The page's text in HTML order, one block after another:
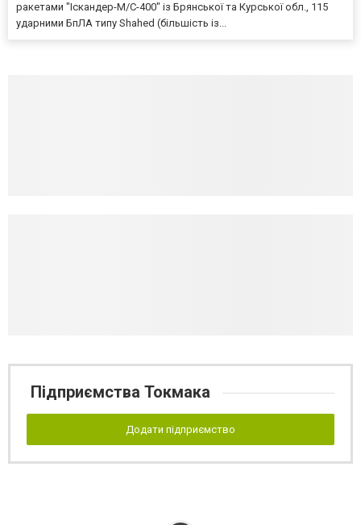
ракетами "Іскандер-М/С-400" із Брянської та Курської обл., 115
ударними БпЛА типу Shahed (більшість із...
Підприємства Токмака
Додати підприємство